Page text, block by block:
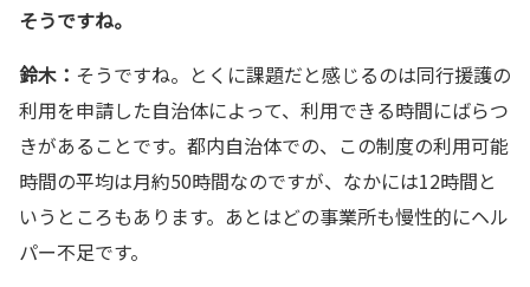
そうですね。
鈴木： そうですね。とくに課題だと感じるのは同行援護の
利用を申請した自治体によって、利用できる時間にばらつ
きがあることです。都内自治体での、この制度の利用可能
時間の平均は月約50時間なのですが、なかには12時間と
いうところもあります。あとはどの事業所も慢性的にヘル
パー不足です。